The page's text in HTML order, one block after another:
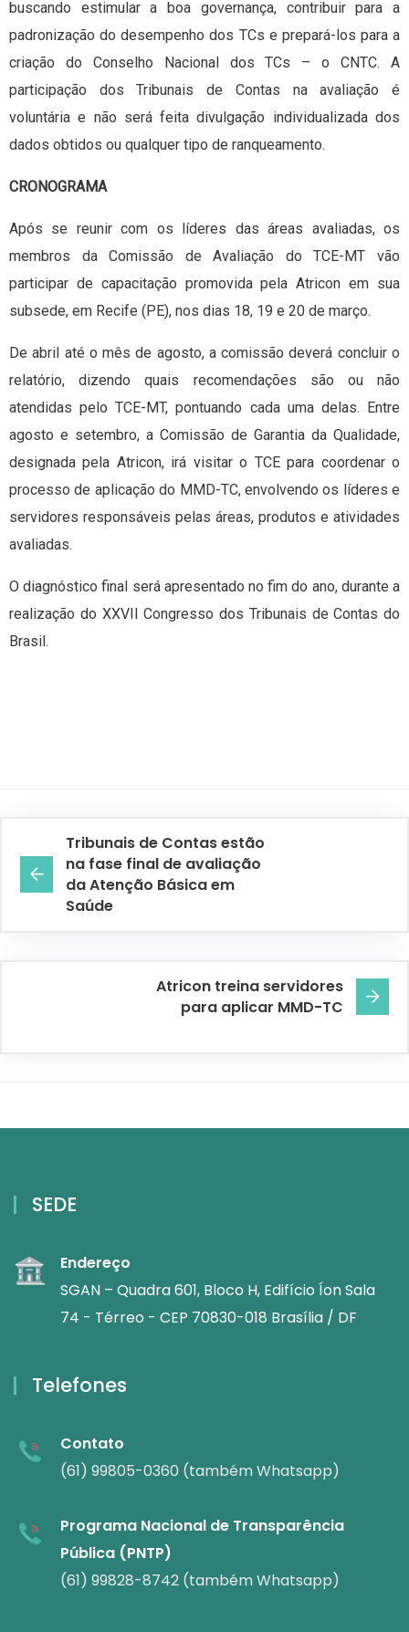
buscando estimular a boa governança, contribuir para a
padronização do desempenho dos TCs e prepará-los para a
criação do Conselho Nacional dos TCs – o CNTC. A
participação dos Tribunais de Contas na avaliação é
voluntária e não será feita divulgação individualizada dos
dados obtidos ou qualquer tipo de ranqueamento.
CRONOGRAMA
Após se reunir com os líderes das áreas avaliadas, os
membros da Comissão de Avaliação do TCE-MT vão
participar de capacitação promovida pela Atricon em sua
subsede, em Recife (PE), nos dias 18, 19 e 20 de março.
De abril até o mês de agosto, a comissão deverá concluir o
relatório, dizendo quais recomendações são ou não
atendidas pelo TCE-MT, pontuando cada uma delas. Entre
agosto e setembro, a Comissão de Garantia da Qualidade,
designada pela Atricon, irá visitar o TCE para coordenar o
processo de aplicação do MMD-TC, envolvendo os líderes e
servidores responsáveis pelas áreas, produtos e atividades
avaliadas.
O diagnóstico final será apresentado no fim do ano, durante a
realização do XXVII Congresso dos Tribunais de Contas do
Brasil.
Tribunais de Contas estão
na fase final de avaliação
da Atenção Básica em
Saúde
Atricon treina servidores
para aplicar MMD-TC
SEDE
Endereço
SGAN – Quadra 601, Bloco H, Edifício Íon Sala
74 - Térreo - CEP 70830-018 Brasília / DF
Telefones
Contato
(61) 99805-0360 (também Whatsapp)
Programa Nacional de Transparência
Pública (PNTP)
(61) 99828-8742 (também Whatsapp)